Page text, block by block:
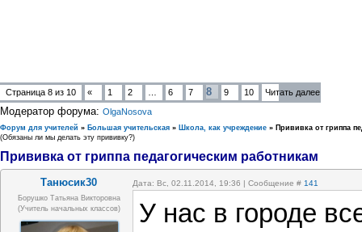
Страница 8 из 10 « 1 2 6 7 8 9 10 Читать далее
Модератор форума: OlgaNosova
Форум для учителей » Большая учительская » Школа, как учреждение » Прививка от гриппа
(Обязаны ли мы делать эту прививку?)
Прививка от гриппа педагогическим работникам
Танюсик30 Дата: Вс, 02.11.2014, 19:36 | Сообщение # 141
Борушко Татьяна Викторовна
(учитель начальных классов)
У нас в городе